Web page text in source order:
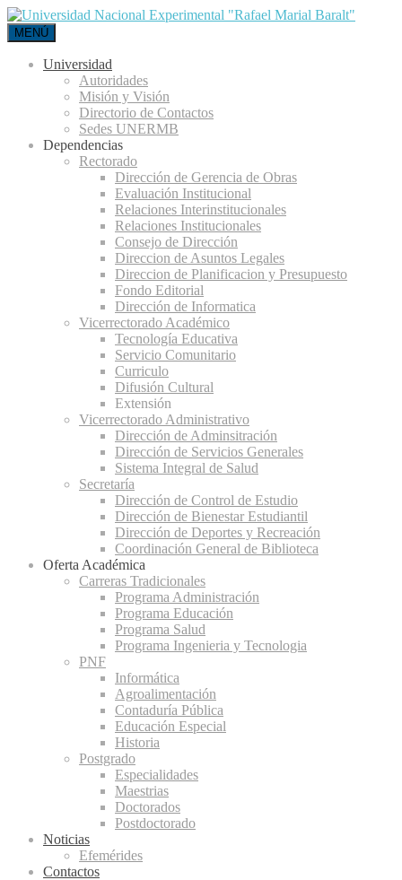
MENÚ
Universidad
Autoridades
Misión y Visión
Directorio de Contactos
Sedes UNERMB
Dependencias
Rectorado
Dirección de Gerencia de Obras
Evaluación Institucional
Relaciones Interinstitucionales
Relaciones Institucionales
Consejo de Dirección
Direccion de Asuntos Legales
Direccion de Planificacion y Presupuesto
Fondo Editorial
Dirección de Informatica
Vicerrectorado Académico
Tecnología Educativa
Servicio Comunitario
Curriculo
Difusión Cultural
Extensión
Vicerrectorado Administrativo
Dirección de Adminsitración
Dirección de Servicios Generales
Sistema Integral de Salud
Secretaría
Dirección de Control de Estudio
Dirección de Bienestar Estudiantil
Dirección de Deportes y Recreación
Coordinación General de Biblioteca
Oferta Académica
Carreras Tradicionales
Programa Administración
Programa Educación
Programa Salud
Programa Ingenieria y Tecnologia
PNF
Informática
Agroalimentación
Contaduría Pública
Educación Especial
Historia
Postgrado
Especialidades
Maestrias
Doctorados
Postdoctorado
Noticias
Efemérides
Contactos